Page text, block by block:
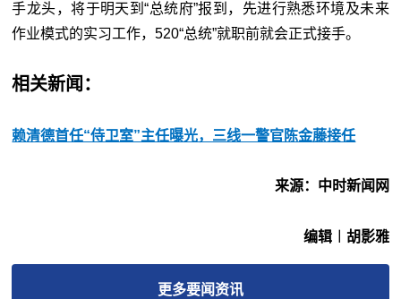
手龙头，将于明天到“总统府”报到，先进行熟悉环境及未来
作业模式的实习工作，520“总统”就职前就会正式接手。
相关新闻：
赖清德首任“侍卫室”主任曝光，三线一警官陈金藤接任
来源：中时新闻网
编辑︱胡影雅
更多要闻资讯